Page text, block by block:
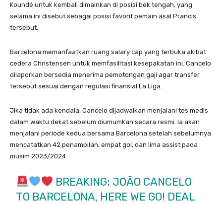
Koundé untuk kembali dimainkan di posisi bek tengah, yang
selama ini disebut sebagai posisi favorit pemain asal Prancis
tersebut.
Barcelona memanfaatkan ruang salary cap yang terbuka akibat
cedera Christensen untuk memfasilitasi kesepakatan ini. Cancelo
dilaporkan bersedia menerima pemotongan gaji agar transfer
tersebut sesuai dengan regulasi finansial La Liga.
Jika tidak ada kendala, Cancelo dijadwalkan menjalani tes medis
dalam waktu dekat sebelum diumumkan secara resmi. Ia akan
menjalani periode kedua bersama Barcelona setelah sebelumnya
mencatatkan 42 penampilan, empat gol, dan lima assist pada
musim 2023/2024.
BREAKING: JOÃO CANCELO
TO BARCELONA, HERE WE GO! DEAL